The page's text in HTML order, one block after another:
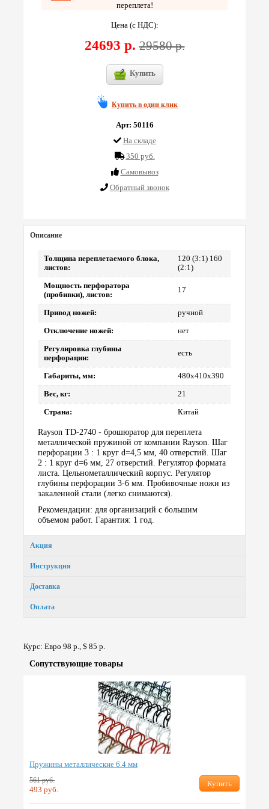
переплета!
Цена (с НДС):
24693 р.29580 р.
Купить
Купить в один клик
Арт: 50116
На складе
350 руб.
Cамовывоз
Обратный звонок
Описание
Толщина переплетаемого блока,
листов:
120 (3:1) 160
(2:1)
Мощность перфоратора
(пробивки), листов:
17
Привод ножей: ручной
Отключение ножей: нет
Регулировка глубины
перфорации:
есть
Габариты, мм: 480х410х390
Вес, кг: 21
Страна: Китай
Rayson TD-2740 - брошюратор для переплета
металлической пружиной от компании Rayson. Шаг
перфорации 3 : 1 круг d=4,5 мм, 40 отверстий. Шаг
2 : 1 круг d=6 мм, 27 отверстий. Регулятор формата
листа. Цельнометаллический корпус. Регулятор
глубины перфорации 3-6 мм. Пробивочные ножи из
закаленной стали (легко снимаются).
Рекомендации: для организаций с большим
объемом работ. Гарантия: 1 год.
Акция
Инструкция
Доставка
Оплата
Курс: Евро 98 р., $ 85 р.
Сопут­ствую­щие товары
Пружины металлические 6.4 мм
561 руб.
493 руб.
Купить